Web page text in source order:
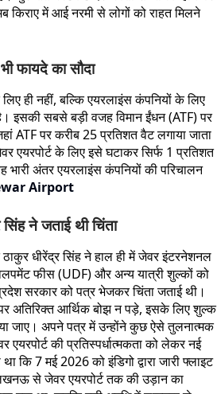
किराए में आई नरमी से लोगों को राहत मिलने
फायदे का सौदा
ही नहीं, बल्कि एयरलाइंस कंपनियों के लिए
इसकी सबसे बड़ी वजह विमान ईंधन (ATF) पर
ATF पर करीब 25 प्रतिशत वैट लगाया जाता
एयरपोर्ट के लिए इसे घटाकर सिर्फ 1 प्रतिशत
अंतर एयरलाइंस कंपनियों की परिचालन
Airport
ने जताई थी चिंता
धीरेंद्र सिंह ने हाल ही में जेवर इंटरनेशनल
फीस (UDF) और अन्य यात्री शुल्कों को
सरकार को पत्र भेजकर चिंता जताई थी।
पर अतिरिक्त आर्थिक बोझ न पड़े, इसके लिए शुल्क
जाए। अपने पत्र में उन्होंने कुछ ऐसे तुलनात्मक
की प्रतिस्पर्धात्मकता को लेकर नई
कि 7 मई 2026 को इंडिगो द्वारा जारी फ्लाइट
से जेवर एयरपोर्ट तक की उड़ान का